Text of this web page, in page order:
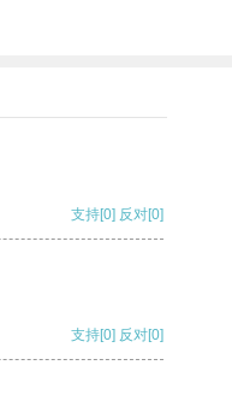
支持[0] 反对[0]
支持[0] 反对[0]